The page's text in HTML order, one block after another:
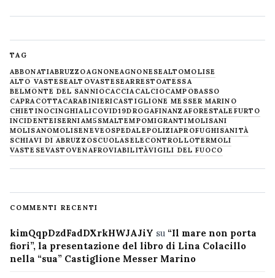
TAG
ABBONATIABRUZZOAGNONEAGNONESEALTOMOLISE
ALTO VASTESEALTOVASTESEARRESTOATESSA
BELMONTE DEL SANNIOCACCIACALCIOCAMPOBASSO
CAPRACOTTACARABINIERICASTIGLIONE MESSER MARINO
CHIETINOCINGHIALICOVID19DROGAFINANZAFORESTALE FURTO
INCIDENTEISERNIAM5SMALTEMPOMIGRANTIMOLISANI
MOLISANOMOLISENEVE OSPEDALEPOLIZIAPROFUGHISANITÀ
SCHIAVI DI ABRUZZOSCUOLASELECONTROLLOTERMOLI
VASTESEVASTOVENAFROVIABILITÀVIGILI DEL FUOCO
COMMENTI RECENTI
kimQqpDzdFadDXrkHWJAJiY su “Il mare non porta
fiori”, la presentazione del libro di Lina Colacillo
nella “sua” Castiglione Messer Marino